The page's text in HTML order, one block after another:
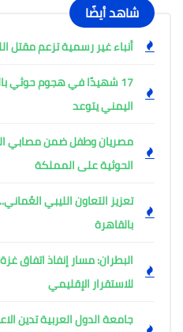
شاهد أيضًا
أنباء غير رسمية تزعم مقتل
17 شهيدًا في هجوم حوثي
اليمني يتوعد
مصريان وطفل ضمن مصابي
الحوثية على المملكة
تعزيز التعاون الليبي
بالقاهرة
البطران: مسار إنفاذ اتفاق
للاستقرار الإقليمي
جامعة الدول العربية تدين